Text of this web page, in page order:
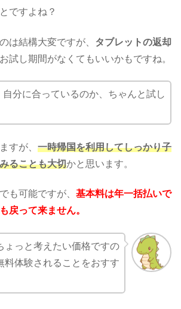
ですよね？
は結構大変ですが、
タブレットの返却
試し期間がなくてもいいかもですね。
自分に合っているのか、ちゃんと試し
すが、 一時帰国を利用してしっかり子
ることも大切かと思います。
も可能ですが、 基本料は年一括払いで
戻って来ません。
ょっと考えたい価格ですの
料体験されることをおすす